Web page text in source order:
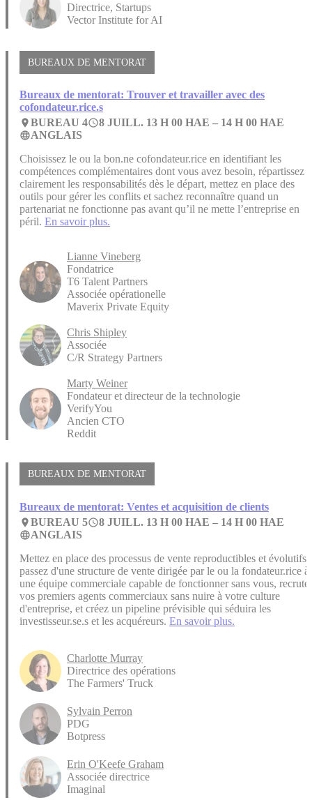
Directrice, Startups
Vector Institute for AI
BUREAUX DE MENTORAT
Bureaux de mentorat: Trouver et travailler avec des
cofondateur.rice.s
placeBUREAU 4access_time8 JUILL. 13 H 00 HAE – 14 H 00 HAE
languageANGLAIS
Choisissez le ou la bon.ne cofondateur.rice en identifiant les
compétences complémentaires dont vous avez besoin, répartissez
clairement les responsabilités dès le départ, mettez en place des
outils pour gérer les conflits et sachez reconnaître quand un
partenariat ne fonctionne pas avant qu’il ne mette l’entreprise en
péril. En savoir plus.
Lianne Vineberg
Fondatrice
T6 Talent Partners
Associée opérationelle
Maverix Private Equity
Chris Shipley
Associée
C/R Strategy Partners
Marty Weiner
Fondateur et directeur de la technologie
VerifyYou
Ancien CTO
Reddit
BUREAUX DE MENTORAT
Bureaux de mentorat: Ventes et acquisition de clients
placeBUREAU 5access_time8 JUILL. 13 H 00 HAE – 14 H 00 HAE
languageANGLAIS
Mettez en place des processus de vente reproductibles et évolutifs,
passez d'une structure de vente dirigée par le ou la fondateur.rice à
une équipe commerciale capable de fonctionner sans vous,
vos premiers agents commerciaux sans nuire à votre culture
d'entreprise, et créez un pipeline prévisible qui séduira les
investisseur.se.s et les acquéreurs. En savoir plus.
Charlotte Murray
Directrice des opérations
The Farmers' Truck
Sylvain Perron
PDG
Botpress
Erin O'Keefe Graham
Associée directrice
Imaginal